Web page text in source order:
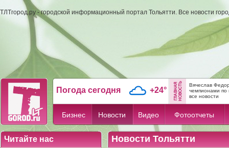
ТЛТгород.ру - городской информационный портал Тольятти. Все новости
Погода сегодня +24°
Вячеслав
чемпионами по
все новости
Бизнес Новости Видео Фотоотчеты
Читайте нас Новости Тольятти